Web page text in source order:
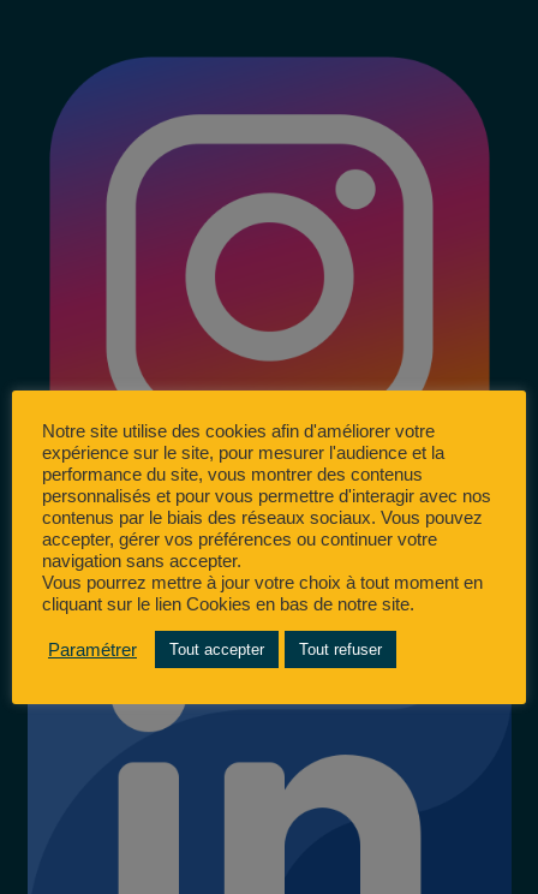
Notre site utilise des cookies afin d'améliorer votre
expérience sur le site, pour mesurer l'audience et la
performance du site, vous montrer des contenus
personnalisés et pour vous permettre d'interagir avec nos
contenus par le biais des réseaux sociaux. Vous pouvez
accepter, gérer vos préférences ou continuer votre
navigation sans accepter.
Vous pourrez mettre à jour votre choix à tout moment en
cliquant sur le lien Cookies en bas de notre site.
Paramétrer Tout accepter Tout refuser